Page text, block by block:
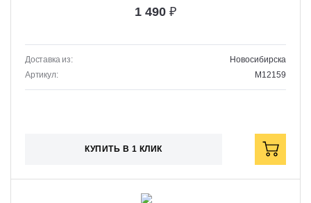
1 490 ₽
Доставка из:
Новосибирска
Артикул:
M12159
КУПИТЬ В 1 КЛИК